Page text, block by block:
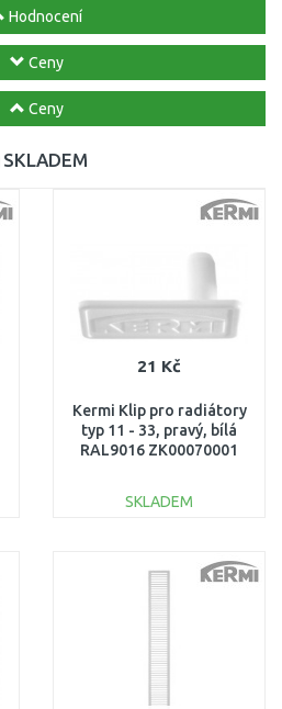
Hodnocení
Ceny
Ceny
SKLADEM
21 Kč
Kermi Klip pro radiátory
typ 11 - 33, pravý, bílá
RAL9016 ZK00070001
SKLADEM
Porovnat